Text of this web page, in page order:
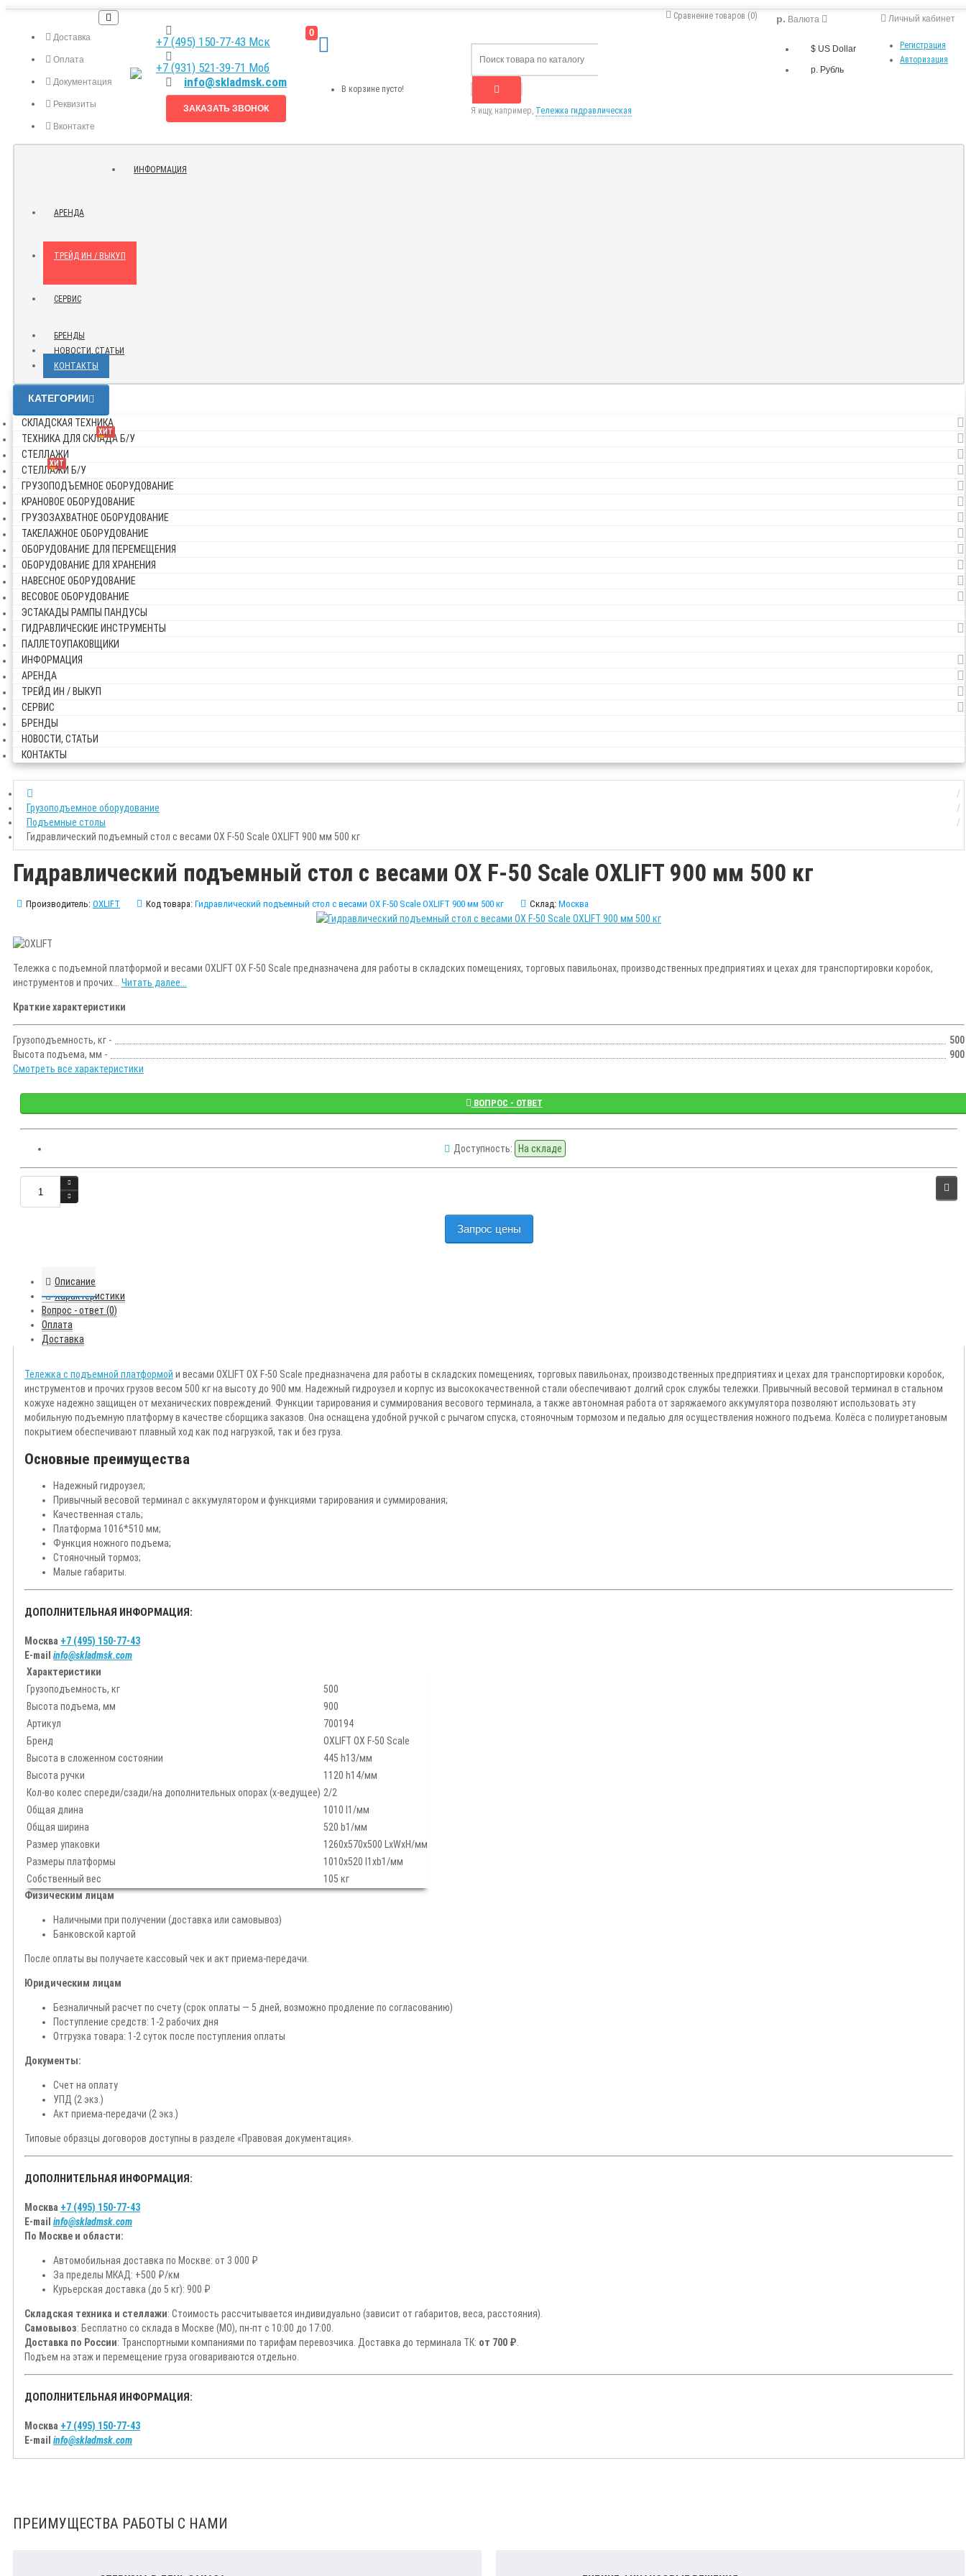
Доставка
Оплата
Документация
Реквизиты
Вконтакте
Я.ДЗЕН
Личный кабинет
Регистрация
Авторизация
р. Валюта
$ US Dollar
р. Рубль
Сравнение товаров (0)
+7 (495) 150-77-43 Мск
+7 (931) 521-39-71 Моб
info@skladmsk.com
ЗАКАЗАТЬ ЗВОНОК
0
В корзине пусто!
Я ищу, например, Тележка гидравлическая
ИНФОРМАЦИЯ
АРЕНДА
ТРЕЙД ИН / ВЫКУП
СЕРВИС
БРЕНДЫ
НОВОСТИ, СТАТЬИ
КОНТАКТЫ
КАТЕГОРИИ
СКЛАДСКАЯ ТЕХНИКА
ХИТ
ТЕХНИКА ДЛЯ СКЛАДА Б/У
СТЕЛЛАЖИ
ХИТ
СТЕЛЛАЖИ Б/У
ГРУЗОПОДЪЕМНОЕ ОБОРУДОВАНИЕ
КРАНОВОЕ ОБОРУДОВАНИЕ
ГРУЗОЗАХВАТНОЕ ОБОРУДОВАНИЕ
ТАКЕЛАЖНОЕ ОБОРУДОВАНИЕ
ОБОРУДОВАНИЕ ДЛЯ ПЕРЕМЕЩЕНИЯ
ОБОРУДОВАНИЕ ДЛЯ ХРАНЕНИЯ
НАВЕСНОЕ ОБОРУДОВАНИЕ
ВЕСОВОЕ ОБОРУДОВАНИЕ
ЭСТАКАДЫ РАМПЫ ПАНДУСЫ
ГИДРАВЛИЧЕСКИЕ ИНСТРУМЕНТЫ
ПАЛЛЕТОУПАКОВЩИКИ
ИНФОРМАЦИЯ
АРЕНДА
ТРЕЙД ИН / ВЫКУП
СЕРВИС
БРЕНДЫ
НОВОСТИ, СТАТЬИ
КОНТАКТЫ
Грузоподъемное оборудование
Подъемные столы
Гидравлический подъемный стол с весами OX F-50 Scale OXLIFT 900 мм 500 кг
Гидравлический подъемный стол с весами OX F-50 Scale OXLIFT 900 мм 500 кг
Производитель: OXLIFT Код товара: Гидравлический подъемный стол с весами OX F-50 Scale OXLIFT 900 мм 500 кг Склад: Москва
Тележка с подъемной платформой и весами OXLIFT OX F-50 Scale предназначена для работы в складских помещениях, торговых павильонах, производственных предприятиях и цехах для транспортировки коробок,
инструментов и прочих... Читать далее...
Краткие характеристики
Грузоподъемность, кг -
500
Высота подъема, мм -
900
Смотреть все характеристики
ВОПРОС - ОТВЕТ
Доступность: На складе
Запрос цены
Описание
Характеристики
Вопрос - ответ (0)
Оплата
Доставка
Тележка с подъемной платформой и весами OXLIFT OX F-50 Scale предназначена для работы в складских помещениях, торговых павильонах, производственных предприятиях и цехах для транспортировки коробок,
инструментов и прочих грузов весом 500 кг на высоту до 900 мм. Надежный гидроузел и корпус из высококачественной стали обеспечивают долгий срок службы тележки. Привычный весовой терминал в стальном
кожухе надежно защищен от механических повреждений. Функции тарирования и суммирования весового терминала, а также автономная работа от заряжаемого аккумулятора позволяют использовать эту
мобильную подъемную платформу в качестве сборщика заказов. Она оснащена удобной ручкой с рычагом спуска, стояночным тормозом и педалью для осуществления ножного подъема. Колёса с полиуретановым
покрытием обеспечивают плавный ход как под нагрузкой, так и без груза.
Основные преимущества
Надежный гидроузел;
Привычный весовой терминал с аккумулятором и функциями тарирования и суммирования;
Качественная сталь;
Платформа 1016*510 мм;
Функция ножного подъема;
Стояночный тормоз;
Малые габариты.
ДОПОЛНИТЕЛЬНАЯ ИНФОРМАЦИЯ:
Москва +7 (495) 150-77-43
E-mail info@skladmsk.com
Характеристики
Грузоподъемность, кг
500
Высота подъема, мм
900
Артикул
700194
Бренд
OXLIFT OX F-50 Scale
Высота в сложенном состоянии
445 h13/мм
Высота ручки
1120 h14/мм
Кол-во колес спереди/сзади/на дополнительных опорах (х-ведущее) 2/2
Общая длина
1010 l1/мм
Общая ширина
520 b1/мм
Размер упаковки
1260x570x500 LxWxH/мм
Размеры платформы
1010х520 l1xb1/мм
Собственный вес
105 кг
Физическим лицам
Наличными при получении (доставка или самовывоз)
Банковской картой
После оплаты вы получаете кассовый чек и акт приема-передачи.
Юридическим лицам
Безналичный расчет по счету (срок оплаты — 5 дней, возможно продление по согласованию)
Поступление средств: 1-2 рабочих дня
Отгрузка товара: 1-2 суток после поступления оплаты
Документы:
Счет на оплату
УПД (2 экз.)
Акт приема-передачи (2 экз.)
Типовые образцы договоров доступны в разделе «Правовая документация».
ДОПОЛНИТЕЛЬНАЯ ИНФОРМАЦИЯ:
Москва +7 (495) 150-77-43
E-mail info@skladmsk.com
По Москве и области:
Автомобильная доставка по Москве: от 3 000 ₽
За пределы МКАД: +500 ₽/км
Курьерская доставка (до 5 кг): 900 ₽
Складская техника и стеллажи: Стоимость рассчитывается индивидуально (зависит от габаритов, веса, расстояния).
Самовывоз: Бесплатно со склада в Москве (МО), пн-пт с 10:00 до 17:00.
Доставка по России: Транспортными компаниями по тарифам перевозчика. Доставка до терминала ТК: от 700 ₽
Подъем на этаж и перемещение груза оговариваются отдельно.
ДОПОЛНИТЕЛЬНАЯ ИНФОРМАЦИЯ:
Москва +7 (495) 150-77-43
E-mail info@skladmsk.com
ПРЕИМУЩЕСТВА РАБОТЫ С НАМИ